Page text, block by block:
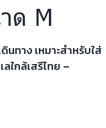
ด M
ทาง เหมาะสำหรับใส่
ใกล้เสรีไทย –